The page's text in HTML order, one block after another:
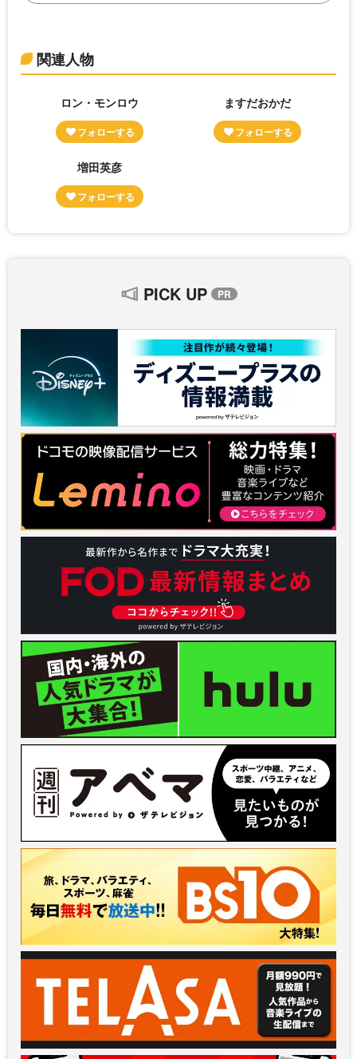
関連人物
ロン・モンロウ ますだおかだ
増田英彦
PICK UP